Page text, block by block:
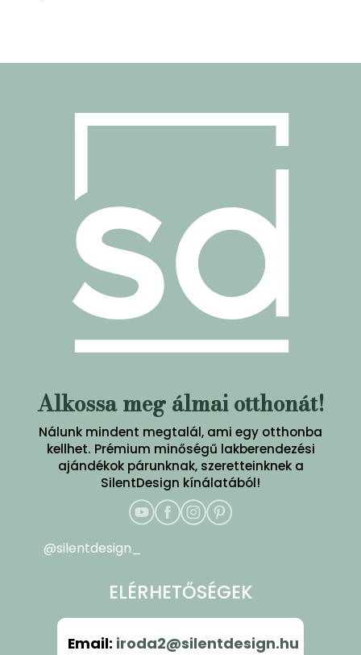
Alkossa meg álmai otthonát!
Nálunk mindent megtalál, ami egy otthonba
kellhet. Prémium minőségű lakberendezési
ajándékok párunknak, szeretteinknek a
SilentDesign kínálatából!
@silentdesign_
ELÉRHETŐSÉGEK
Email: iroda2@silentdesign.hu